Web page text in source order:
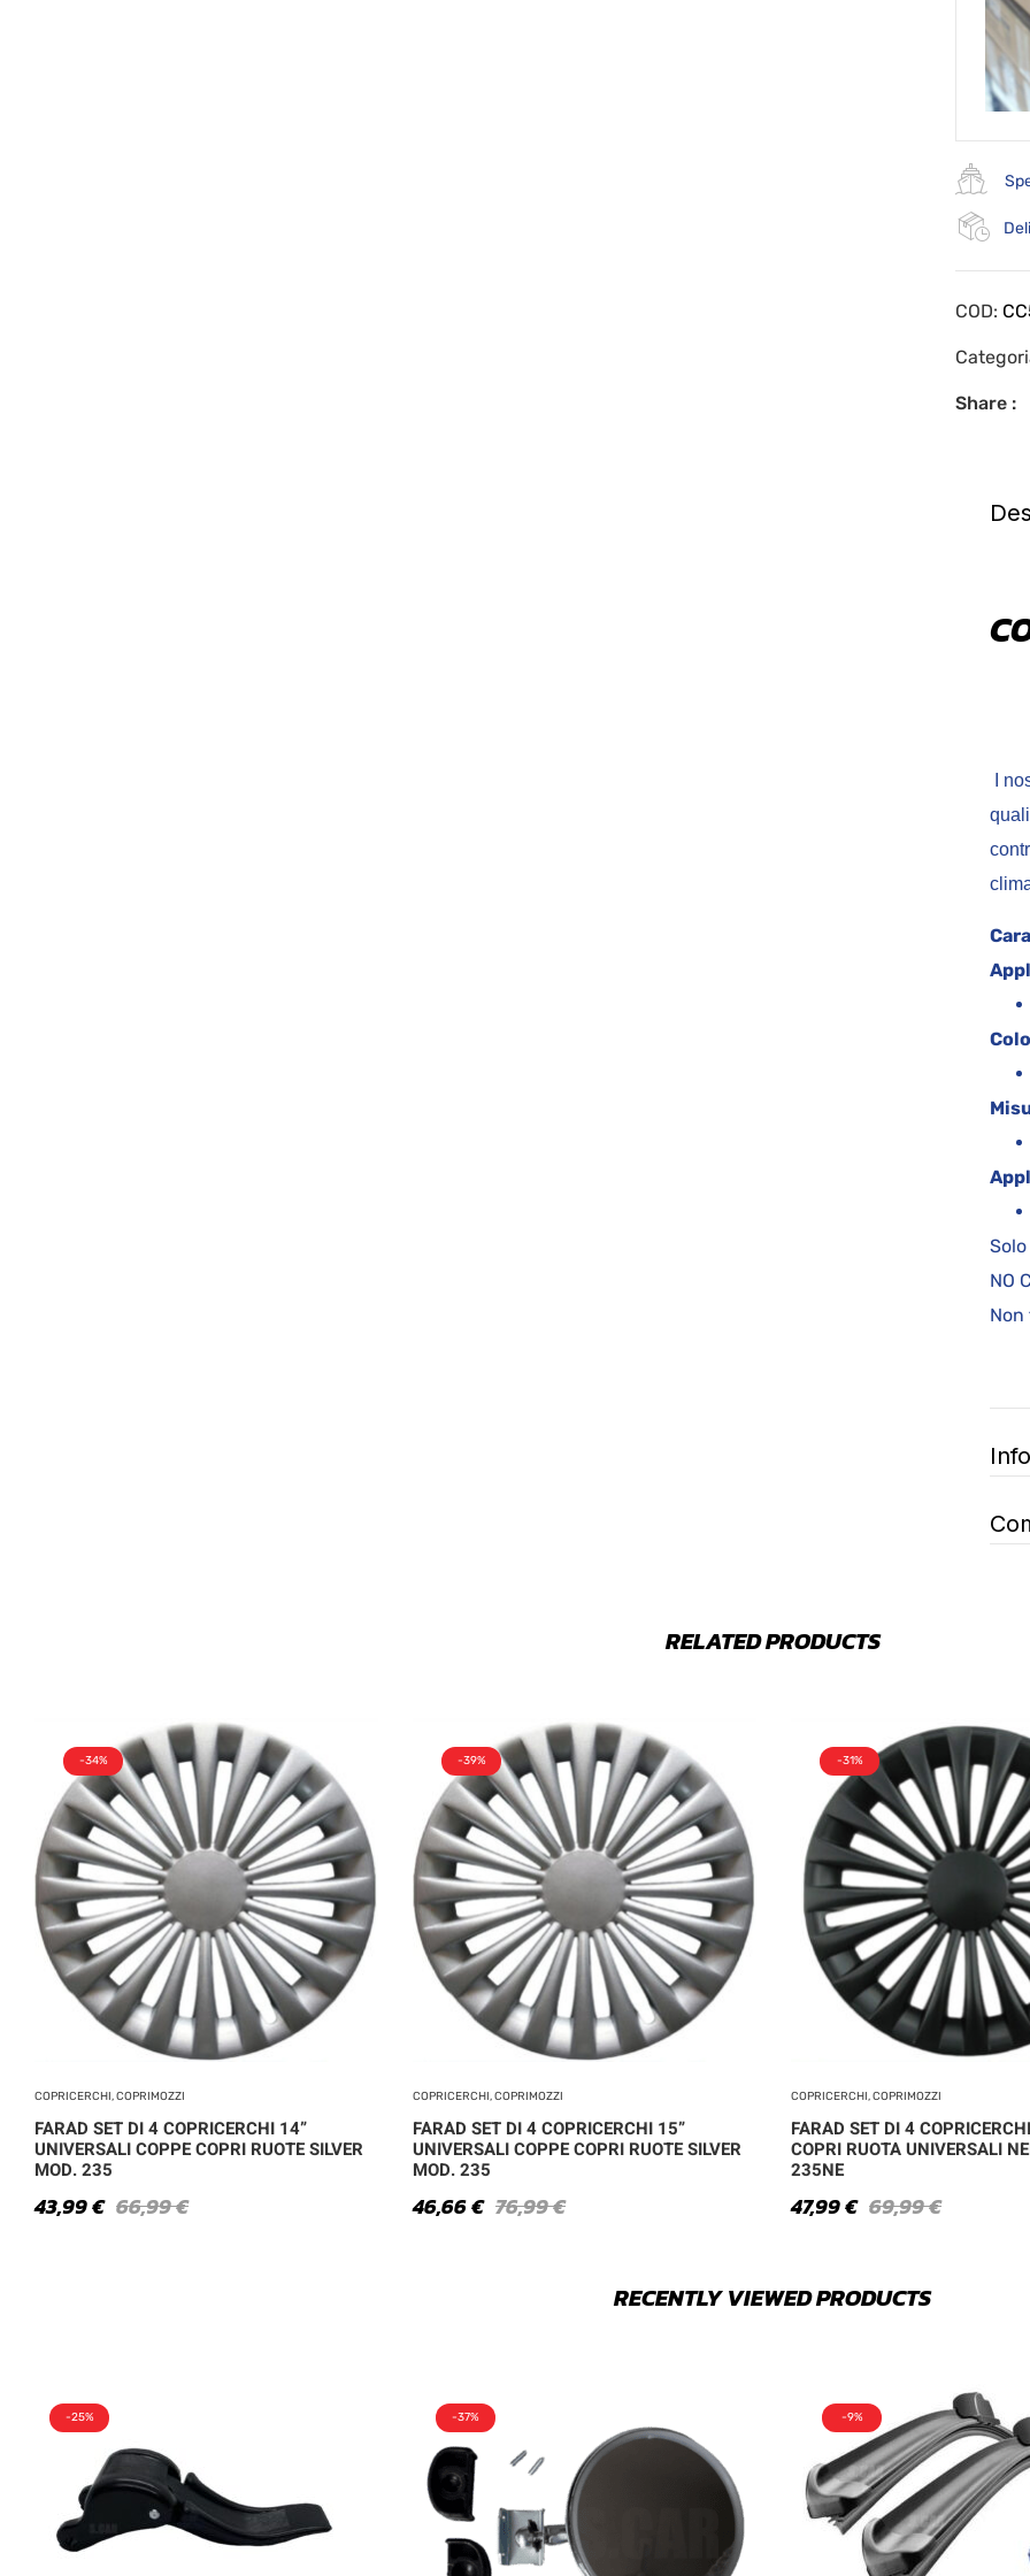
COD:
Share :
I
NO
RELATED PRODUCTS
-34%
COPRICERCHI, COPRIMOZZI
FARAD SET DI 4 COPRICERCHI 14”
UNIVERSALI COPPE COPRI RUOTE SILVER
MOD. 235
66,99€
43,99€
-39%
COPRICERCHI, COPRIMOZZI
FARAD SET DI 4 COPRICERCHI 15”
UNIVERSALI COPPE COPRI RUOTE SILVER
MOD. 235
76,99€
46,66€
-31%
COPRICERCHI, COPRIMOZZI
FARAD SET DI 4
COPRI RUOTA UNIVERSALI
235NE
69,99€
47,99€
RECENTLY VIEWED PRODUCTS
-25% -37% -9%